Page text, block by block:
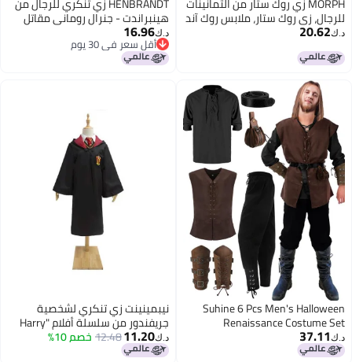
للرجال، زي روك ستار، ملابس روك آند
رول، مظهر روكري ريترو، زي روك
ستار من الثمانينات للرجال، كبير
د.ك‏20.62
هينبراندت - جنرال روماني مقاتل
سبارتي - زي احتفالي U36403
د.ك‏16.96
أقل سعر في 30 يوم
أقل سعر في 30 يوم
Suhine 6 Pcs Men's Halloween
Renaissance Costume Set
Medieval Vest Shirt Ankle Banded
Pants Viking Belt Armband Pouch,
د.ك‏37.11
نيبمينينت زي تنكري لشخصية
جريفندور من سلسلة أفلام "Harry
Potter"
د.ك‏11.20
12.48خصم 10%